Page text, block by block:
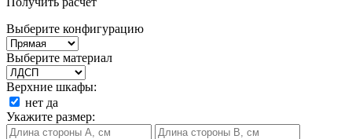
Выберите конфигурацию
Выберите материал
Верхние шкафы:
нет да
Укажите размер: